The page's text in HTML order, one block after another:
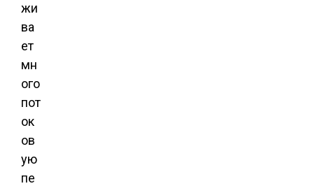
жи
ва
ет
мн
ого
пот
ок
ов
ую
пе